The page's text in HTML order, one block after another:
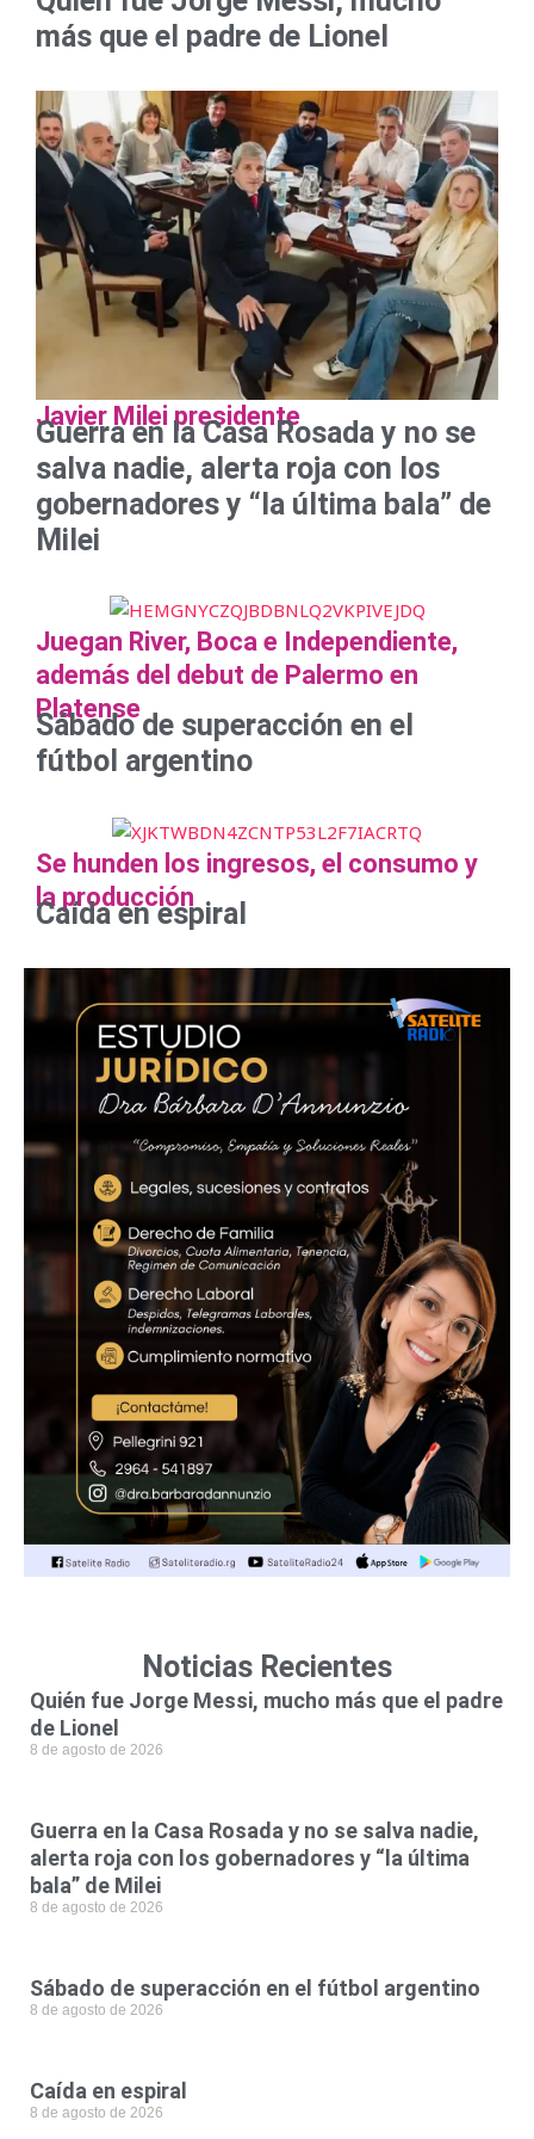
más que el padre de Lionel
Javier Milei presidente
Guerra en la Casa Rosada y no se
salva nadie, alerta roja con los
gobernadores y “la última bala” de
Milei
Juegan River, Boca e Independiente,
además del debut de Palermo en
Platense
Sábado de superacción en el
fútbol argentino
Se hunden los ingresos, el consumo y
la producción
Caída en espiral
Noticias Recientes
Quién fue Jorge Messi, mucho más que el padre
de Lionel
8 de agosto de 2026
Guerra en la Casa Rosada y no se salva nadie,
alerta roja con los gobernadores y “la última
bala” de Milei
8 de agosto de 2026
Sábado de superacción en el fútbol argentino
8 de agosto de 2026
Caída en espiral
8 de agosto de 2026